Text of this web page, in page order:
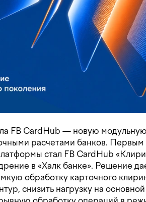
FB CardHub — новую модульную
расчетами банков. Первым
стал FB CardHub
в «Халк банке». Решение
обработку карточного
снизить нагрузку на основной